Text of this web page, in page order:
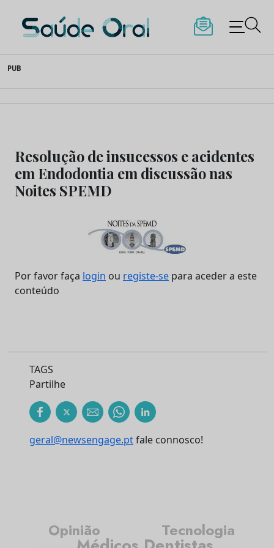
to
content
Saúde Oral
PUB
Resolução de insucessos e acidentes
em Endodontia em discussão nas
Noites SPEMD
Por favor faça login ou registe-se para aceder a este
conteúdo
TAGS
Partilhe
geral@newsengage.ptfale connosco!
Opinião Tecnologia